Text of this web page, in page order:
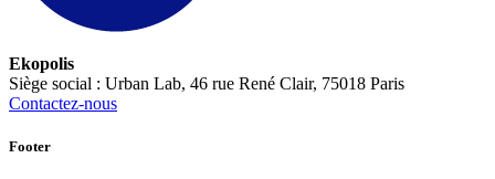
Ekopolis
Siège social : Urban Lab, 46 rue René Clair, 75018 Paris
Contactez-nous
Footer